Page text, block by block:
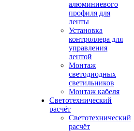
алюминиевого
профиля для
ленты
Установка
контроллера для
управления
лентой
Монтаж
светодиодных
светильников
Монтаж кабеля
Светотехнический
расчёт
Светотехнический
расчёт